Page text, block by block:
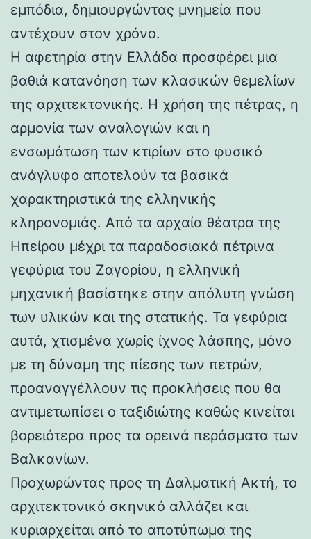
εμπόδια, δημιουργώντας μνημεία που
αντέχουν στον χρόνο.
Η αφετηρία στην Ελλάδα προσφέρει μια
βαθιά κατανόηση των κλασικών θεμελίων
της αρχιτεκτονικής. Η χρήση της πέτρας, η
αρμονία των αναλογιών και η
ενσωμάτωση των κτιρίων στο φυσικό
ανάγλυφο αποτελούν τα βασικά
χαρακτηριστικά της ελληνικής
κληρονομιάς. Από τα αρχαία θέατρα της
Ηπείρου μέχρι τα παραδοσιακά πέτρινα
γεφύρια του Ζαγορίου, η ελληνική
μηχανική βασίστηκε στην απόλυτη γνώση
των υλικών και της στατικής. Τα γεφύρια
αυτά, χτισμένα χωρίς ίχνος λάσπης, μόνο
με τη δύναμη της πίεσης των πετρών,
προαναγγέλλουν τις προκλήσεις που θα
αντιμετωπίσει ο ταξιδιώτης καθώς κινείται
βορειότερα προς τα ορεινά περάσματα των
Βαλκανίων.
Προχωρώντας προς τη Δαλματική Ακτή, το
αρχιτεκτονικό σκηνικό αλλάζει και
κυριαρχείται από το αποτύπωμα της